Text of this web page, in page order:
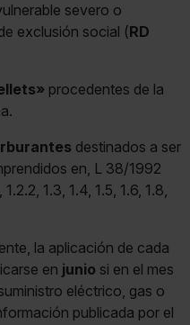
severo o
exclusión social (RD
procedentes de la
destinados a ser
en, L 38/1992
1.3, 1.4, 1.5, 1.6, 1.8,
la aplicación de cada
en junio si en el mes
eléctrico, gas o
publicada por el